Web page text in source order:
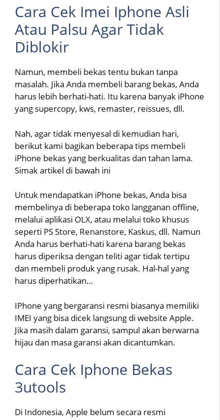
Cara Cek Imei Iphone Asli
Atau Palsu Agar Tidak
Diblokir
Namun, membeli bekas tentu bukan tanpa
masalah. Jika Anda membeli barang bekas, Anda
harus lebih berhati-hati. Itu karena banyak iPhone
yang supercopy, kws, remaster, reissues, dll.
Nah, agar tidak menyesal di kemudian hari,
berikut kami bagikan beberapa tips membeli
iPhone bekas yang berkualitas dan tahan lama.
Simak artikel di bawah ini
Untuk mendapatkan iPhone bekas, Anda bisa
membelinya di beberapa toko langganan offline,
melalui aplikasi OLX, atau melalui toko khusus
seperti PS Store, Renanstore, Kaskus, dll. Namun
Anda harus berhati-hati karena barang bekas
harus diperiksa dengan teliti agar tidak tertipu
dan membeli produk yang rusak. Hal-hal yang
harus diperhatikan…
IPhone yang bergaransi resmi biasanya memiliki
IMEI yang bisa dicek langsung di website Apple.
Jika masih dalam garansi, sampul akan berwarna
hijau dan masa garansi akan dicantumkan.
Cara Cek Iphone Bekas
3utools
Di Indonesia, Apple belum secara resmi